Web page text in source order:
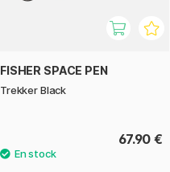
FISHER SPACE PEN
Trekker Black
67.90 €